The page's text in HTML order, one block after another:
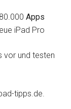
Apps
iPad Pro
vor und testen
tipps.de.